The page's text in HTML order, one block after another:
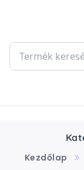
Kezdőlap